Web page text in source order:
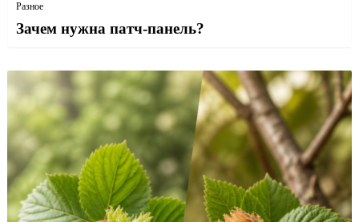
Разное
Зачем нужна патч-панель?